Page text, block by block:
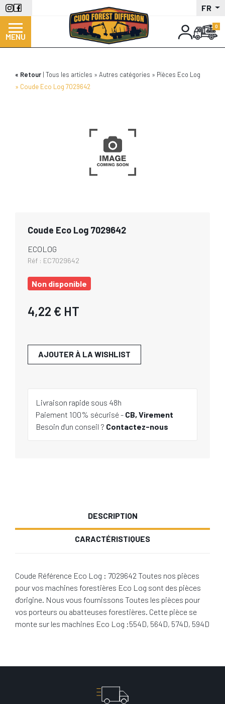
Aller
au
contenu
principal
FR
MENU
Retour Tous les articles Autres catégories
Pièces Eco Log
Coude Eco Log 7029642
Coude Eco Log 7029642
ECOLOG
Réf : EC7029642
Non disponible
4,22 € HT
AJOUTER À LA WISHLIST
Livraison rapide sous 48h
Paiement 100% sécurisé - CB, Virement
Besoin d'un conseil ? Contactez-nous
DESCRIPTION
CARACTÉRISTIQUES
Coude Référence Eco Log : 7029642 Toutes nos pièces
pour vos machines forestières Eco Log sont des pièces
d'origine. Nous vous fournissons Toutes les pièces pour
vos porteurs ou abatteuses forestières. Cette pièce se
monte sur les machines Eco Log :554D, 564D, 574D, 594D